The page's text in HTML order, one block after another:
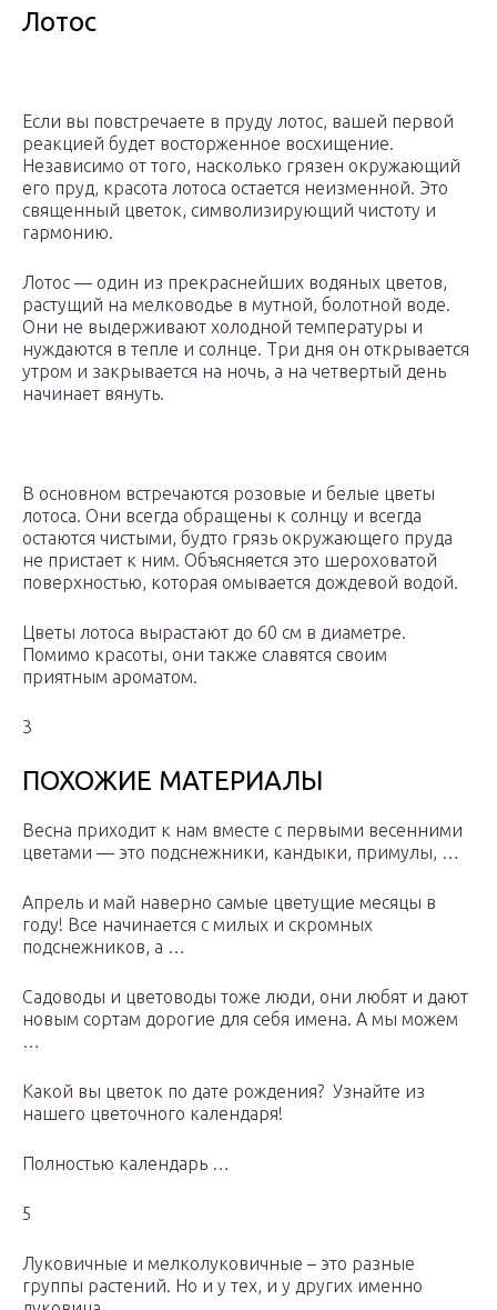
Лотос
Если вы повстречаете в пруду лотос, вашей первой
реакцией будет восторженное восхищение.
Независимо от того, насколько грязен окружающий
его пруд, красота лотоса остается неизменной. Это
священный цветок, символизирующий чистоту и
гармонию.
Лотос — один из прекраснейших водяных цветов,
растущий на мелководье в мутной, болотной воде.
Они не выдерживают холодной температуры и
нуждаются в тепле и солнце. Три дня он открывается
утром и закрывается на ночь, а на четвертый день
начинает вянуть.
В основном встречаются розовые и белые цветы
лотоса. Они всегда обращены к солнцу и всегда
остаются чистыми, будто грязь окружающего пруда
не пристает к ним. Объясняется это шероховатой
поверхностью, которая омывается дождевой водой.
Цветы лотоса вырастают до 60 см в диаметре.
Помимо красоты, они также славятся своим
приятным ароматом.
3
ПОХОЖИЕ МАТЕРИАЛЫ
Весна приходит к нам вместе с первыми весенними
цветами — это подснежники, кандыки, примулы, …
Апрель и май наверно самые цветущие месяцы в
году! Все начинается с милых и скромных
подснежников, а …
Садоводы и цветоводы тоже люди, они любят и дают
новым сортам дорогие для себя имена. А мы можем
…
Какой вы цветок по дате рождения? Узнайте из
нашего цветочного календаря!
Полностью календарь …
5
Луковичные и мелколуковичные – это разные
группы растений. Но и у тех, и у других именно